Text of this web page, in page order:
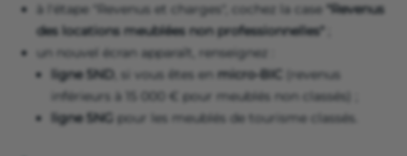
à l'étape "Revenus et charges", cochez la case "Revenus
des locations meublées non professionnelles"
un nouvel écran apparaît, renseignez :
ligne 5ND , si vous êtes en micro-BIC
(revenus
inférieurs à 15 000 € pour meublés non classés) ;
ligne 5NG pour les meublés de tourisme classés.